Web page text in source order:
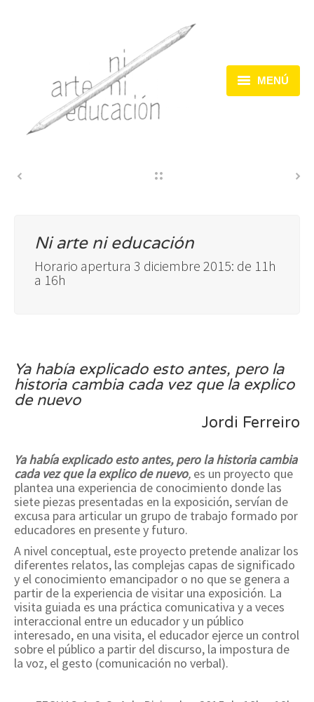
MENÚ
Inicio
Acciones
Ni arte ni educación
Horario apertura 3 diciembre 2015: de 11h
a 16h
Ya había explicado esto antes, pero la
historia cambia cada vez que la explico
de nuevo
Jordi Ferreiro
Ya había explicado esto antes, pero la historia cambia
cada vez que la explico de nuevo, es un proyecto que
plantea una experiencia de conocimiento donde las
siete piezas presentadas en la exposición, servían de
excusa para articular un grupo de trabajo formado por
educadores en presente y futuro.
A nivel conceptual, este proyecto pretende analizar los
diferentes relatos, las complejas capas de significado
y el conocimiento emancipador o no que se genera a
partir de la experiencia de visitar una exposición. La
visita guiada es una práctica comunicativa y a veces
interaccional entre un educador y un público
interesado, en una visita, el educador ejerce un control
sobre el público a partir del discurso, la impostura de
la voz, el gesto (comunicación no verbal).